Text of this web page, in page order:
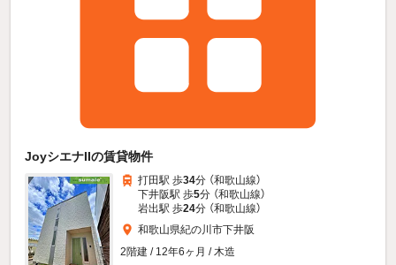
JoyシエナIIの賃貸物件
打田駅 歩34分 （和歌山線）
下井阪駅 歩5分 （和歌山線）
岩出駅 歩24分 （和歌山線）
和歌山県紀の川市下井阪
2階建 / 12年6ヶ月 / 木造